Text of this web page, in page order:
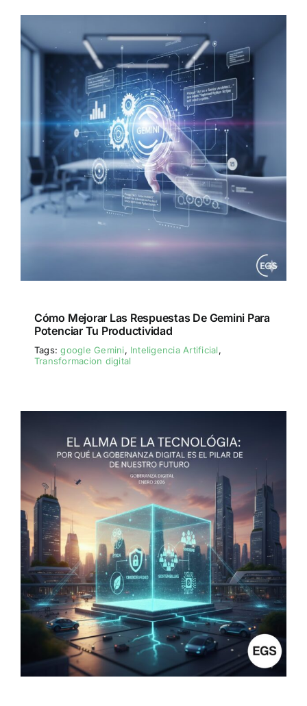
Cómo Mejorar Las Respuestas De Gemini Para
Potenciar Tu Productividad
Tags:google Gemini, Inteligencia Artificial,
Transformacion digital